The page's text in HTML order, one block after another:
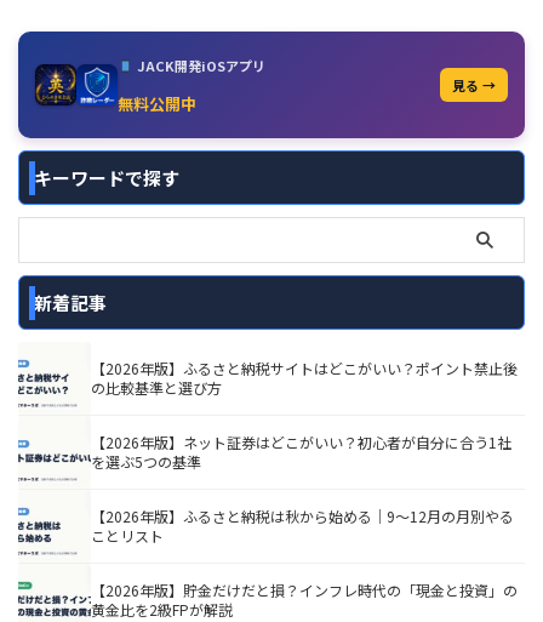
JACK開発iOSアプリ
無料公開中
見る →
キーワードで探す
新着記事
【2026年版】ふるさと納税サイトはどこがいい？ポイント禁止後
の比較基準と選び方
【2026年版】ネット証券はどこがいい？初心者が自分に合う1社
を選ぶ5つの基準
【2026年版】ふるさと納税は秋から始める｜9〜12月の月別やる
ことリスト
【2026年版】貯金だけだと損？インフレ時代の「現金と投資」の
黄金比を2級FPが解説